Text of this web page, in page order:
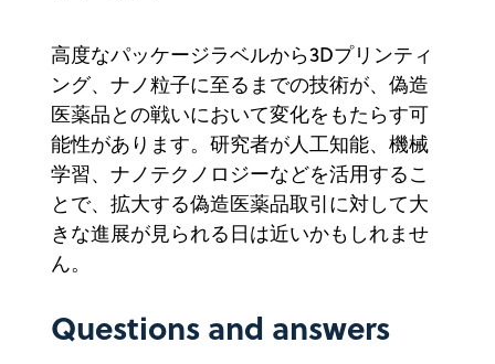
高度なパッケージラベルから3Dプリンティ
ング、ナノ粒子に至るまでの技術が、偽造
医薬品との戦いにおいて変化をもたらす可
能性があります。研究者が人工知能、機械
学習、ナノテクノロジーなどを活用するこ
とで、拡大する偽造医薬品取引に対して大
きな進展が見られる日は近いかもしれませ
ん。
Questions and answers